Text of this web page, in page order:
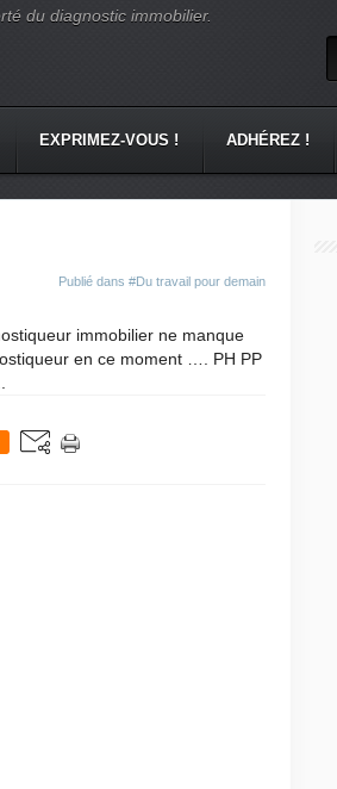
du diagnostic immobilier.
EXPRIMEZ-VOUS ! ADHÉREZ !
Publié dans #Du travail pour demain
immobilier ne manque
en ce moment …. PH PP